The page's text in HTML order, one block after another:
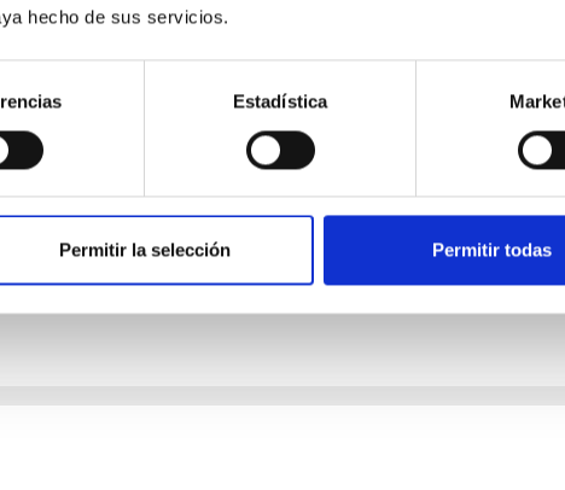
hecho de sus servicios.
Estadística
Permitir la selección Permitir todas
between Cloud and Core Scales
alignments between the magnetic field orientation of star-
of cores and their angular momentum vectors appear